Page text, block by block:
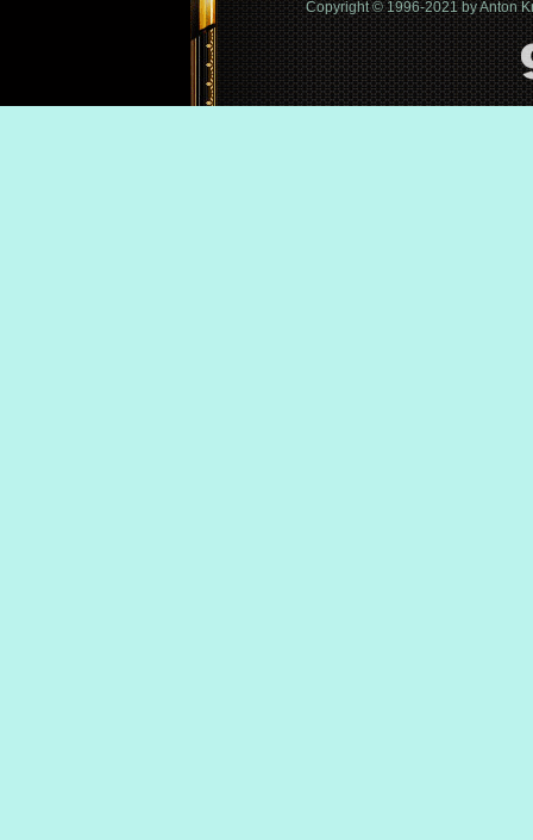
Copyright © 1996-2021 by Anton